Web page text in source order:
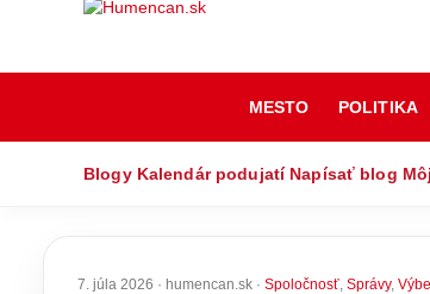
MESTO POLITIKA
Blogy Kalendár podujatí Napísať blog
7. júla 2026 · humencan.sk · Spoločnosť, Správy,